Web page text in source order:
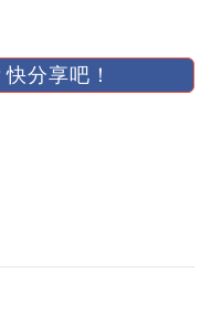
分享吧！